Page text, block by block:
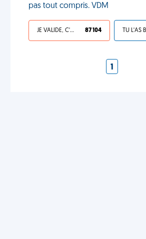
pas tout compris. VDM
JE VALIDE, C'EST UNE VDM 87 104
1